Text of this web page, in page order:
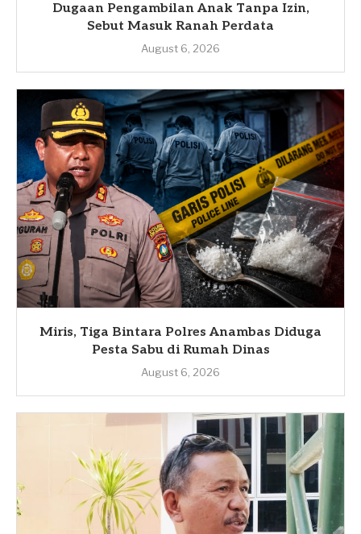
Dugaan Pengambilan Anak Tanpa Izin,
Sebut Masuk Ranah Perdata
August 6, 2026
Miris, Tiga Bintara Polres Anambas Diduga
Pesta Sabu di Rumah Dinas
August 6, 2026